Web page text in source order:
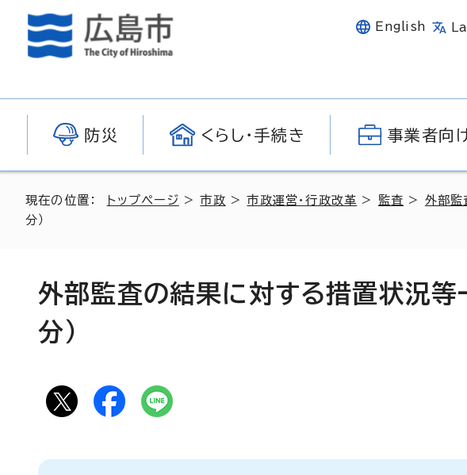
English
防災 くらし・手続き 事業者向
現在の位置： トップページ >市政 >市政運営・行政改革 > 監査 > 外部監
分）
外部監査の結果に対する措置状況
分）